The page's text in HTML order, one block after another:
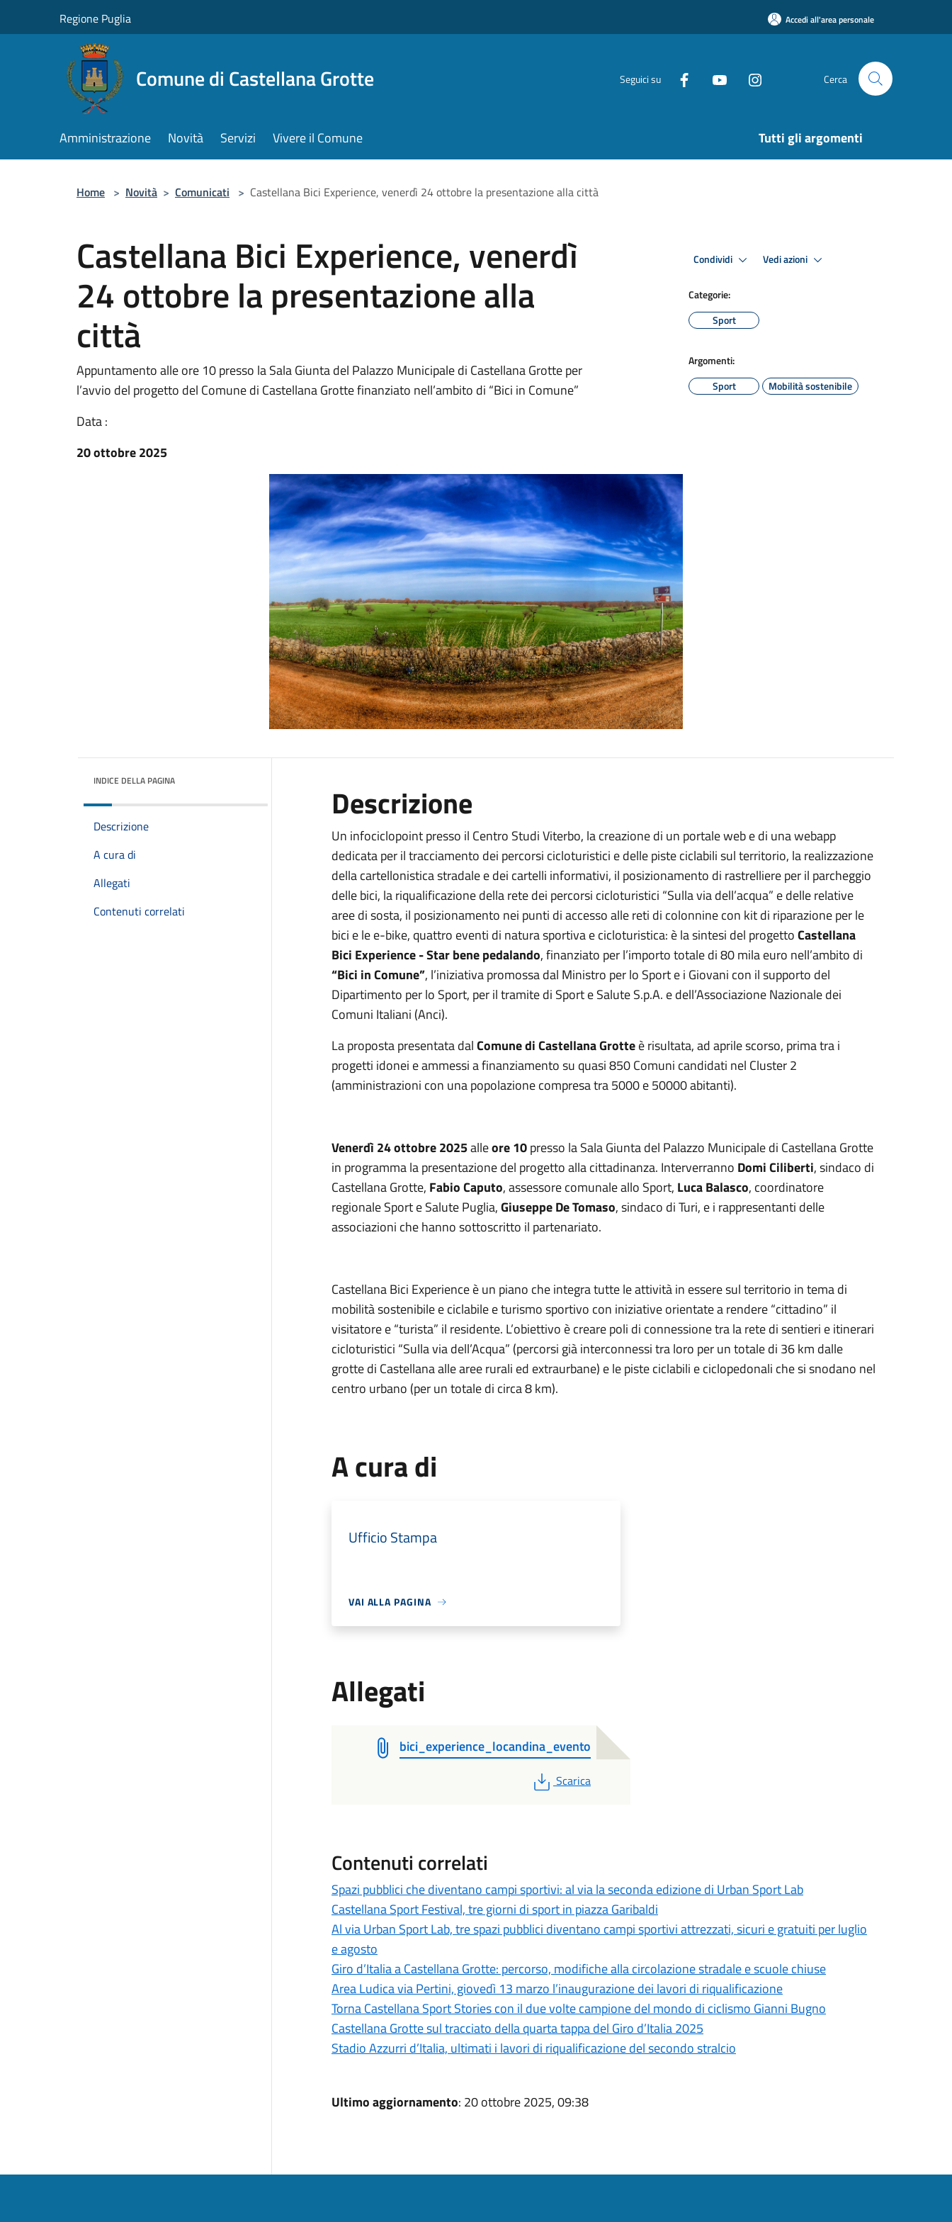
Regione Puglia Accedi all'area personale
Comune di Castellana Grotte Seguici su Cerca
Amministrazione Novità Servizi Vivere il Comune Tutti gli argomenti
Home > Novità > Comunicati > Castellana Bici Experience, venerdì 24 ottobre la presentazione alla città
Castellana Bici Experience, venerdì
24 ottobre la presentazione alla
città
Appuntamento alle ore 10 presso la Sala Giunta del Palazzo Municipale di Castellana Grotte per
l’avvio del progetto del Comune di Castellana Grotte finanziato nell’ambito di “Bici in Comune”
Data :
20 ottobre 2025
Condividi Vedi azioni
Categorie:
Sport
Argomenti:
Sport
Mobilità sostenibile
INDICE DELLA PAGINA
Descrizione
A cura di
Allegati
Contenuti correlati
Descrizione
Un infociclopoint presso il Centro Studi Viterbo, la creazione di un portale web e di una webapp
dedicata per il tracciamento dei percorsi cicloturistici e delle piste ciclabili sul territorio, la realizzazione
della cartellonistica stradale e dei cartelli informativi, il posizionamento di rastrelliere per il parcheggio
delle bici, la riqualificazione della rete dei percorsi cicloturistici “Sulla via dell’acqua” e delle relative
aree di sosta, il posizionamento nei punti di accesso alle reti di colonnine con kit di riparazione per le
bici e le e-bike, quattro eventi di natura sportiva e cicloturistica: è la sintesi del progettoCastellana
Bici Experience - Star bene pedalando, finanziato per l’importo totale di 80 mila euro nell’ambito di
“Bici in Comune”, l’iniziativa promossa dal Ministro per lo Sport e i Giovani con il supporto del
Dipartimento per lo Sport, per il tramite di Sport e Salute S.p.A. e dell’Associazione Nazionale dei
Comuni Italiani (Anci).
La proposta presentata dalComune di Castellana Grotteè risultata, ad aprile scorso, prima tra i
progetti idonei e ammessi a finanziamento su quasi 850 Comuni candidati nel Cluster 2
(amministrazioni con una popolazione compresa tra 5000 e 50000 abitanti).
Venerdì 24 ottobre 2025alleore 10presso la Sala Giunta del Palazzo Municipale di Castellana Grotte
in programma la presentazione del progetto alla cittadinanza. Interverranno Domi Ciliberti, sindaco di
Castellana Grotte, Fabio Caputo, assessore comunale allo Sport, Luca Balasco, coordinatore
regionale Sport e Salute Puglia,Giuseppe De Tomaso, sindaco di Turi, e i rappresentanti delle
associazioni che hanno sottoscritto il partenariato.
Castellana Bici Experience è un piano che integra tutte le attività in essere sul territorio in tema di
mobilità sostenibile e ciclabile e turismo sportivo con iniziative orientate a rendere “cittadino” il
visitatore e “turista” il residente. L’obiettivo è creare poli di connessione tra la rete di sentieri e itinerari
cicloturistici “Sulla via dell’Acqua” (percorsi già interconnessi tra loro per un totale di 36 km dalle
grotte di Castellana alle aree rurali ed extraurbane) e le piste ciclabili e ciclopedonali che si snodano nel
centro urbano (per un totale di circa 8 km).
A cura di
Ufficio Stampa
VAI ALLA PAGINA
Allegati
bici_experience_locandina_evento
PDF
Scarica
Contenuti correlati
Spazi pubblici che diventano campi sportivi: al via la seconda edizione di Urban Sport Lab
Castellana Sport Festival, tre giorni di sport in piazza Garibaldi
Al via Urban Sport Lab, tre spazi pubblici diventano campi sportivi attrezzati, sicuri e gratuiti per luglio
e agosto
Giro d’Italia a Castellana Grotte: percorso, modifiche alla circolazione stradale e scuole chiuse
Area Ludica via Pertini, giovedì 13 marzo l’inaugurazione dei lavori di riqualificazione
Torna Castellana Sport Stories con il due volte campione del mondo di ciclismo Gianni Bugno
Castellana Grotte sul tracciato della quarta tappa del Giro d’Italia 2025
Stadio Azzurri d’Italia, ultimati i lavori di riqualificazione del secondo stralcio
Ultimo aggiornamento: 20 ottobre 2025, 09:38